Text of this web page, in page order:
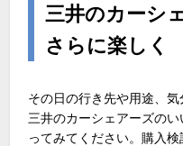
三井のカーシ
さらに楽しく
その日の行き先や用途、
三井のカーシェアーズの
ってみてください。購入